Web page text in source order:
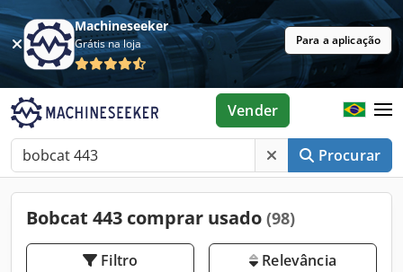
Machineseeker
Grátis na loja Para a aplicação
Procurar
Vender
Bobcat 443 comprar usado (98)
Filtro Relevância